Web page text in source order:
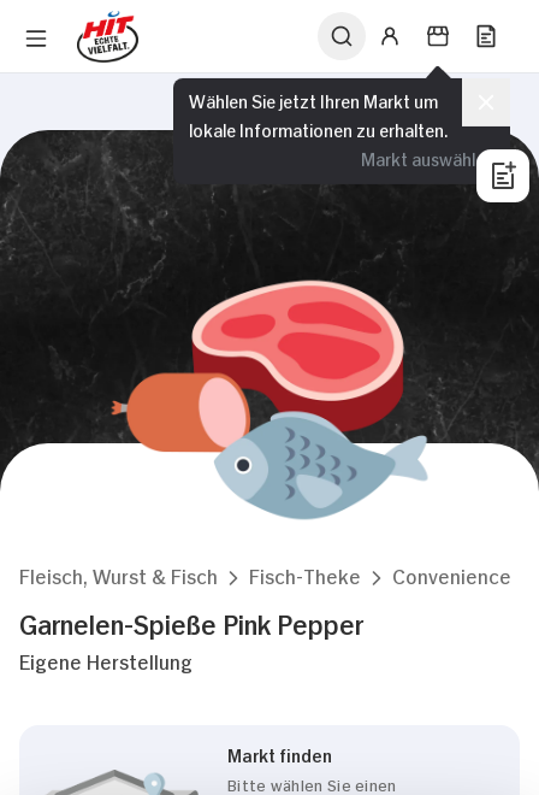
Wählen Sie jetzt Ihren Markt um
lokale Informationen zu erhalten.
Markt auswählen
Fleisch, Wurst & Fisch Fisch-Theke Convenience
Garnelen-Spieße Pink Pepper
Eigene Herstellung
Markt finden
Bitte wählen Sie einen